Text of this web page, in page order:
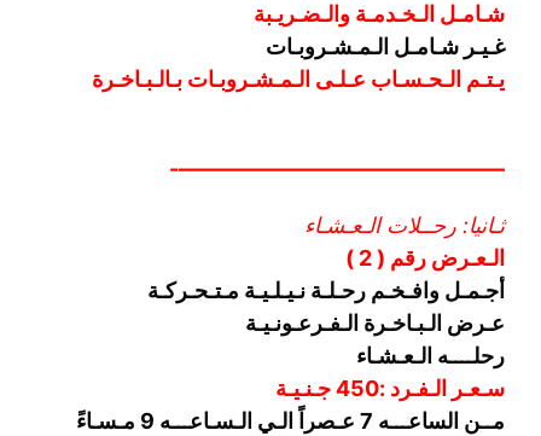
شـامـل الـخـدمـة والـضـريـبة
غـيـر شـامـل الـمـشـروبـات
يـتـم الـحـسـاب عـلـى الـمـشـروبـات بـالـبـاخـرة
———————————————-
ثـانيا: رحــلات الـعـشـاء
الـعـرض رقم ( 2 )
أجـمـل وافـخـم رحـلـة نـيـلـيـة مـتـحـركـة
عـرض الـبـاخـرة الـفـرعـونـيـة
رحلــــه الـعـشـاء
سـعـر الـفـرد :450 جـنـيـة
مــن الساعـــه 7 عـصراً الـي الـسـاعـــه 9 مـسـاءً